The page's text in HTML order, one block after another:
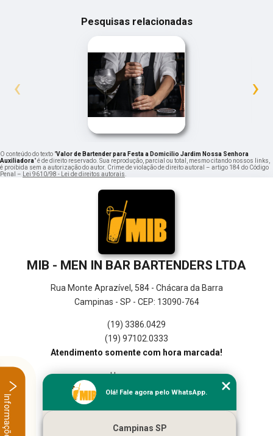
Pesquisas relacionadas
‹ ›
O conteúdo do texto "Valor de Bartender para Festa a Domicilio Jardim Nossa Senhora
Auxiliadora" é de direito reservado. Sua reprodução, parcial ou total, mesmo citando nossos links,
é proibida sem a autorização do autor. Crime de violação de direito autoral – artigo 184 do Código
Penal –
Lei 9610/98 - Lei de direitos autorais
MIB - MEN IN BAR BARTENDERS LTDA
Rua Monte Aprazível, 584 - Chácara da Barra
Campinas - SP - CEP: 13090-764
(19) 3386.0429
(19) 97102.0333
Atendimento somente com hora marcada!
Home
Empresa
Contato
Olá! Fale agora pelo WhatsApp.
Campinas SP
Informações